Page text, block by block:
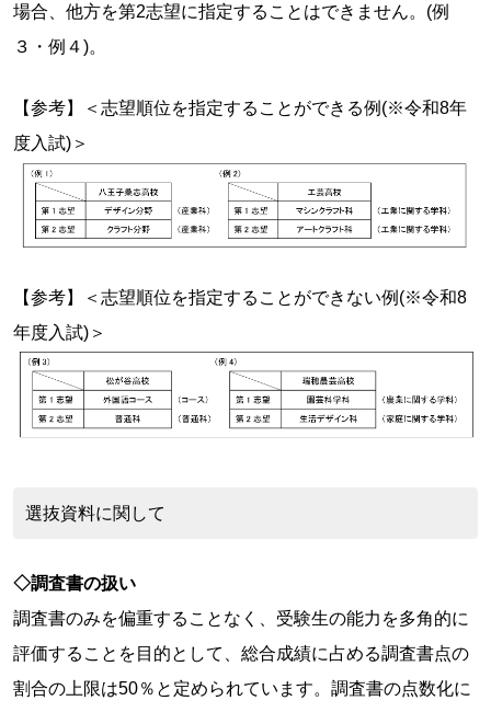
場合、他方を第2志望に指定することはできません。(例
３・例４)。
【参考】＜志望順位を指定することができる例(※令和8年
度入試)＞
【参考】＜志望順位を指定することができない例(※令和8
年度入試)＞
選抜資料に関して
◇調査書の扱い
調査書のみを偏重することなく、受験生の能力を多角的に
評価することを目的として、総合成績に占める調査書点の
割合の上限は50％と定められています。調査書の点数化に